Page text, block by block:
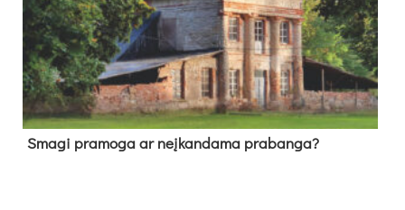
Sma­gi pra­mo­ga ar neį­kan­da­ma pra­ban­ga?